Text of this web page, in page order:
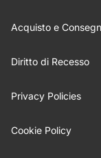
Write 50
Acquisto e
Diritto di Recesso
Privacy Policies
Cookie Policy